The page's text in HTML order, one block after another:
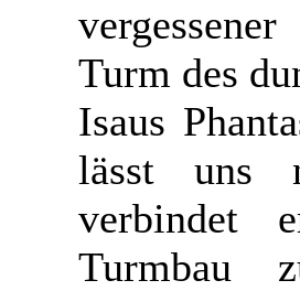
Turm des
Isaus
lässt uns
verbindet
Turmbau